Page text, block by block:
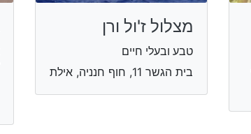
מצלול ז'ול ורן
טבע ובעלי חיים
בית הגשר 11, חוף חנניה, אילת